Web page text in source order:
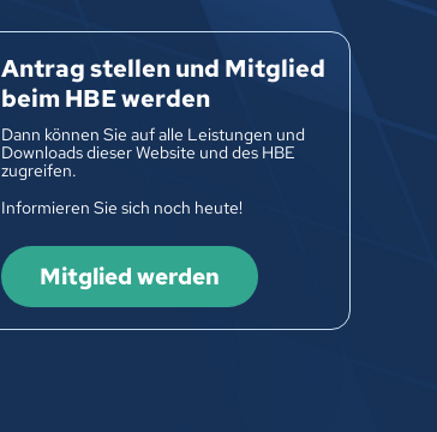
Antrag stellen und Mitglied
beim HBE werden
Dann können Sie auf alle Leistungen und
Downloads dieser Website und des HBE
zugreifen.
Informieren Sie sich noch heute!
Mitglied werden